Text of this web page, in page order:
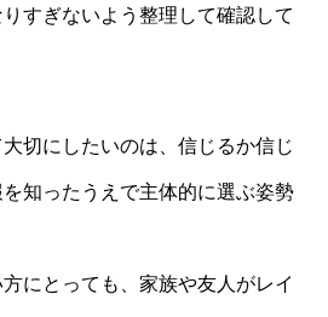
すぎないよう整理して確認して
切にしたいのは、信じるか信じ
知ったうえで主体的に選ぶ姿勢
にとっても、家族や友人がレイ